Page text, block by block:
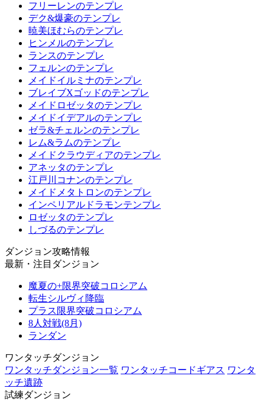
フリーレンのテンプレ
デク&爆豪のテンプレ
暁美ほむらのテンプレ
ヒンメルのテンプレ
ランスのテンプレ
フェルンのテンプレ
メイドイルミナのテンプレ
ブレイブXゴッドのテンプレ
メイドロゼッタのテンプレ
メイドイデアルのテンプレ
ゼラ&チェルンのテンプレ
レム&ラムのテンプレ
メイドクラウディアのテンプレ
アネッタのテンプレ
江戸川コナンのテンプレ
メイドメタトロンのテンプレ
インペリアルドラモンテンプレ
ロゼッタのテンプレ
しづるのテンプレ
ダンジョン攻略情報
最新・注目ダンジョン
魔夏の+限界突破コロシアム
転生シルヴィ降臨
プラス限界突破コロシアム
8人対戦(8月)
ランダン
ワンタッチダンジョン
ワンタッチダンジョン一覧 ワンタッチコードギアス ワンタ
ッチ遺跡
試練ダンジョン